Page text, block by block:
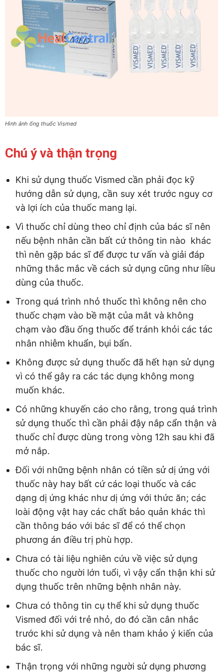
Hình ảnh ống thuốc Vismed
Chú ý và thận trọng
Khi sử dụng thuốc Vismed cần phải đọc kỹ
hướng dẫn sử dụng, cần suy xét trước nguy cơ
và lợi ích của thuốc mang lại.
Vì thuốc chỉ dùng theo chỉ định của bác sĩ nên
nếu bệnh nhân cần bất cứ thông tin nào khác
thì nên gặp bác sĩ để được tư vấn và giải đáp
những thắc mắc về cách sử dụng cũng như liều
dùng của thuốc.
Trong quá trình nhỏ thuốc thì không nên cho
thuốc chạm vào bề mặt của mắt và không
chạm vào đầu ống thuốc để tránh khỏi các tác
nhân nhiễm khuẩn, bụi bẩn.
Không được sử dụng thuốc đã hết hạn sử dụng
vì có thể gây ra các tác dụng không mong
muốn khác.
Có những khuyến cáo cho rằng, trong quá trình
sử dụng thuốc thì cần phải đậy nắp cẩn thận và
thuốc chỉ được dùng trong vòng 12h sau khi đã
mở nắp.
Đối với những bệnh nhân có tiền sử dị ứng với
thuốc này hay bất cứ các loại thuốc và các
dạng dị ứng khác như dị ứng với thức ăn; các
loài động vật hay các chất bảo quản khác thì
cần thông báo với bác sĩ để có thể chọn
phương án điều trị phù hợp.
Chưa có tài liệu nghiên cứu về việc sử dụng
thuốc cho người lớn tuổi, vì vậy cẩn thận khi sử
dụng thuốc trên những bệnh nhân này.
Chưa có thông tin cụ thể khi sử dụng thuốc
Vismed đối với trẻ nhỏ, do đó cần cân nhắc
trước khi sử dụng và nên tham khảo ý kiến của
bác sĩ.
Thận trọng với những người sử dụng phương